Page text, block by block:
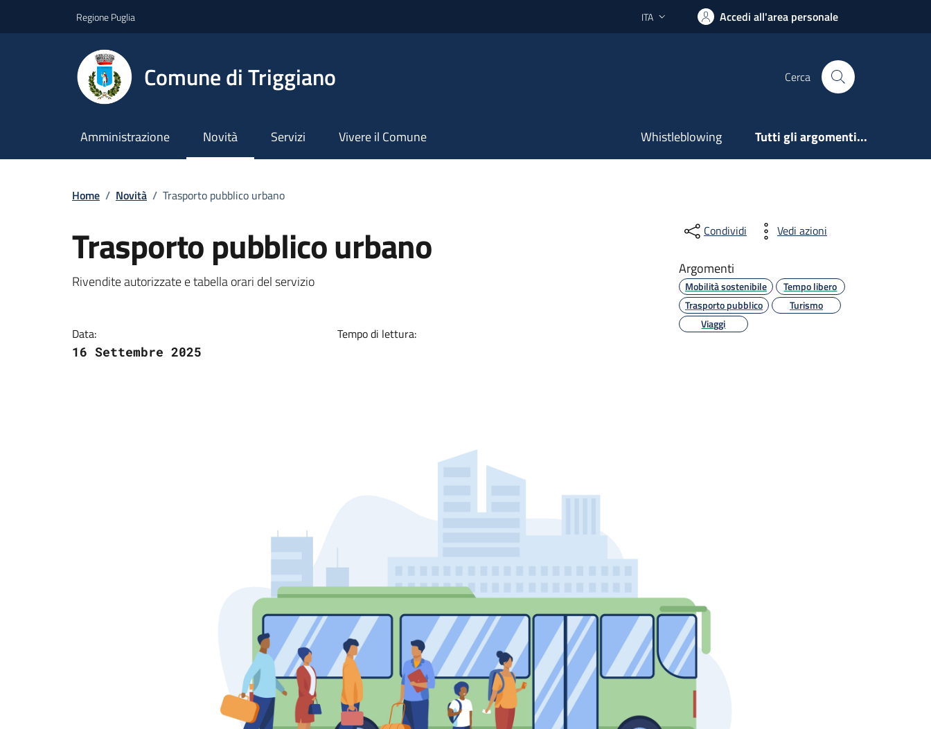
Regione Puglia Lingua attiva:
ITA Accedi all'area personale
Comune di Triggiano Cerca
Amministrazione Novità Servizi Vivere il Comune Whistleblowing Tutti gli argomenti...
Home / Novità / Trasporto pubblico urbano
Trasporto pubblico urbano
Dettagli della notizia
Rivendite autorizzate e tabella orari del servizio
Data:
16 Settembre 2025
Tempo di lettura:
Condividi Vedi azioni
Argomenti
Mobilità sostenibile
Tempo libero
Trasporto pubblico
Turismo
Viaggi